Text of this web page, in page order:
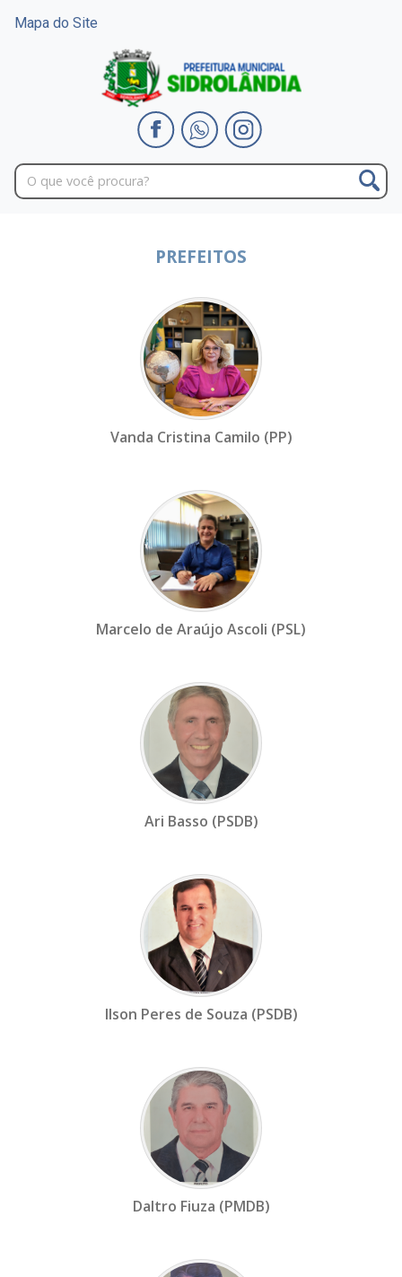
Mapa do Site
PREFEITOS
Vanda Cristina Camilo (PP)
Marcelo de Araújo Ascoli (PSL)
Ari Basso (PSDB)
Ilson Peres de Souza (PSDB)
Daltro Fiuza (PMDB)